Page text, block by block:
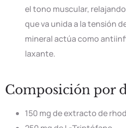
el tono muscular,
que va unida a la tensión
mineral actúa como
laxante.
Composición por
150 mg de extracto de